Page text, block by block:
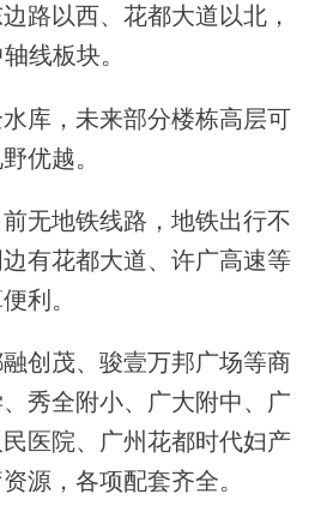
路以西、花都大道以北，
线板块。
库，未来部分楼栋高层可
优越。
无地铁线路，地铁出行不
有花都大道、许广高速等
利。
创茂、骏壹万邦广场等商
秀全附小、广大附中、广
医院、广州花都时代妇产
源，各项配套齐全。